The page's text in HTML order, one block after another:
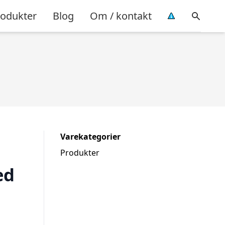
Blog Om / kontakt
Varekategorier
Produkter